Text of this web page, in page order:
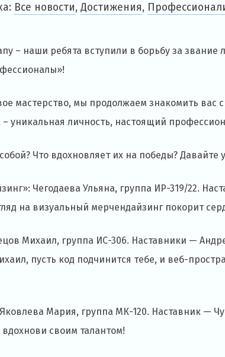
Все новости,Достижения,
– наши ребята вступили в борьбу за звание
мастерство, мы продолжаем знакомить вас
уникальная личность, настоящий
Что вдохновляет их на победы? Давайте
Чегодаева Ульяна, группа ИР-319/22.
на визуальный мерчендайзинг покорит
Михаил, группа ИС-306. Наставники —
пусть код подчинится тебе, и веб-
Мария, группа МК-120. Наставник —
своим талантом!